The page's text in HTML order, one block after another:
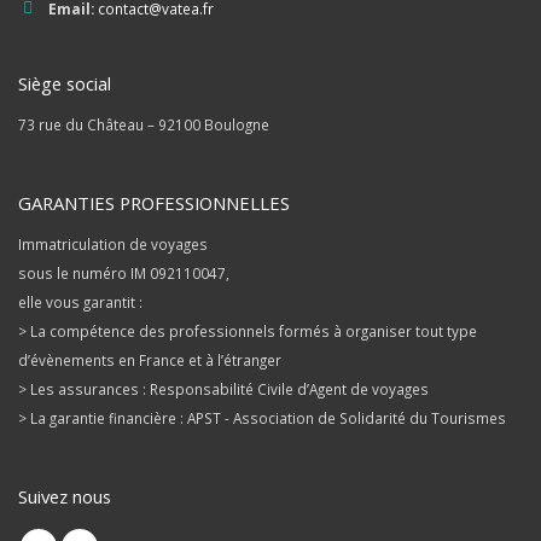
Email: contact@vatea.fr
Siège social
73 rue du Château – 92100 Boulogne
GARANTIES PROFESSIONNELLES
Immatriculation de voyages
sous le numéro IM 092110047,
elle vous garantit :
> La compétence des professionnels formés à organiser tout type
d’évènements en France et à l’étranger
> Les assurances : Responsabilité Civile d’Agent de voyages
> La garantie financière : APST - Association de Solidarité du Tourismes
Suivez nous